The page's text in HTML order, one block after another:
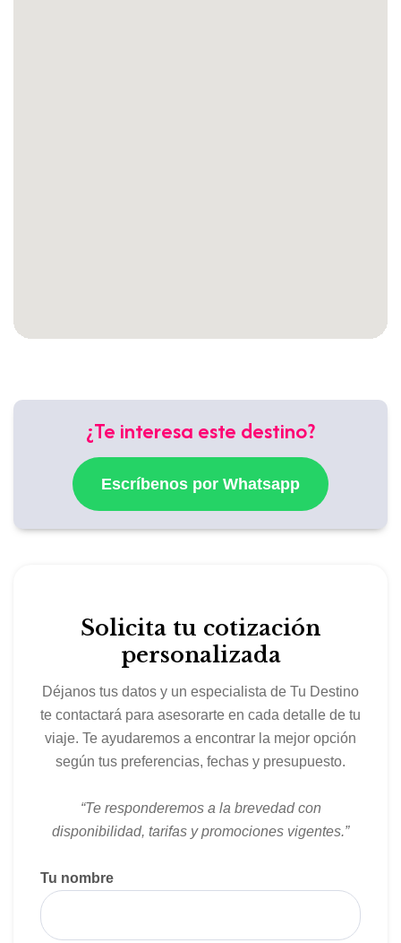
¿Te interesa este destino?
Escríbenos por Whatsapp
Solicita tu cotización
personalizada
Déjanos tus datos y un especialista de Tu Destino
te contactará para asesorarte en cada detalle de tu
viaje. Te ayudaremos a encontrar la mejor opción
según tus preferencias, fechas y presupuesto.
“Te responderemos a la brevedad con
disponibilidad, tarifas y promociones vigentes.”
Tu nombre